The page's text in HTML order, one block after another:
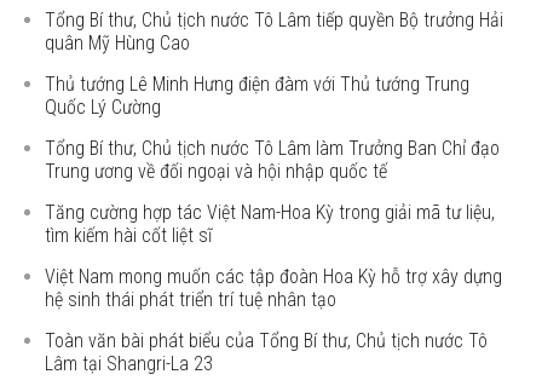
Tổng Bí thư, Chủ tịch nước Tô Lâm tiếp quyền Bộ trưởng Hải
quân Mỹ Hùng Cao
Thủ tướng Lê Minh Hưng điện đàm với Thủ tướng Trung
Quốc Lý Cường
Tổng Bí thư, Chủ tịch nước Tô Lâm làm Trưởng Ban Chỉ đạo
Trung ương về đối ngoại và hội nhập quốc tế
Tăng cường hợp tác Việt Nam-Hoa Kỳ trong giải mã tư liệu,
tìm kiếm hài cốt liệt sĩ
Việt Nam mong muốn các tập đoàn Hoa Kỳ hỗ trợ xây dựng
hệ sinh thái phát triển trí tuệ nhân tạo
Toàn văn bài phát biểu của Tổng Bí thư, Chủ tịch nước Tô
Lâm tại Shangri-La 23